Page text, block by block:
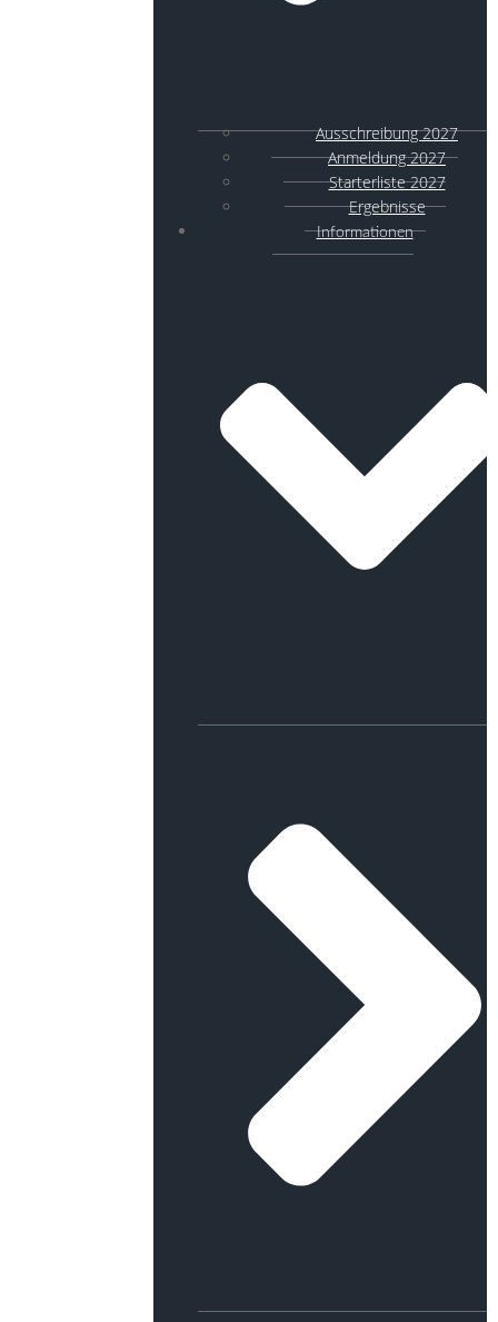
Ausschreibung 2027
Anmeldung 2027
Starterliste 2027
Ergebnisse
Informationen